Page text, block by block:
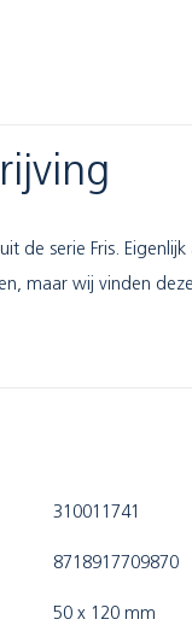
de serie Fris.
maar wij vinden
310011741
8718917709870
50 x 120 mm